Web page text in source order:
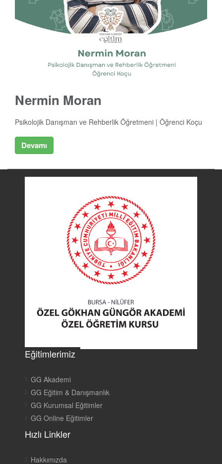
Nermin Moran
Psikolojik Danışman ve Rehberlik Öğretmeni | Öğrenci Koçu
Devamı
Eğitimlerimiz
GG Akademi
GG Eğitim & Danışmanlık
GG Kurumsal Eğitimler
GG Online Eğitimler
Hızlı Linkler
Hakkımızda